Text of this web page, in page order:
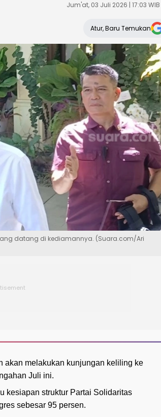
Jum'at, 03 Juli 2026 | 17:03 WIB
Atur, Baru Temukan
datang di kediamannya. (Suara.com/Ari
akan melakukan kunjungan keliling ke
Juli ini.
kesiapan struktur Partai Solidaritas
sebesar 95 persen.